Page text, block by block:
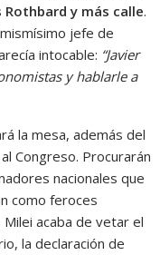
Rothbard y más calle.
jefe de
intocable: “Javier
y hablarle a
la mesa, además del
Congreso. Procurarán
nacionales que
como feroces
acaba de vetar el
la declaración de